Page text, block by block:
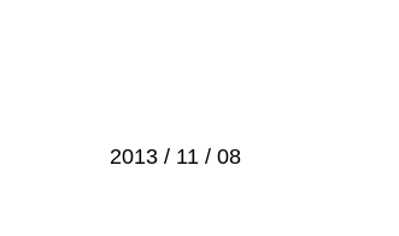
2013 / 11 / 08